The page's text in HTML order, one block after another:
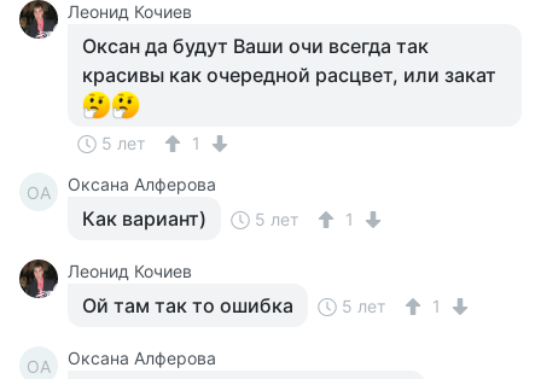
Леонид Кочиев
Оксан да будут Ваши очи всегда так
красивы как очередной расцвет, или закат
5 лет 1
ОА Оксана Алферова
Как вариант) 5 лет 1
Леонид Кочиев
Ой там так то ошибка 5 лет 1
ОА Оксана Алферова